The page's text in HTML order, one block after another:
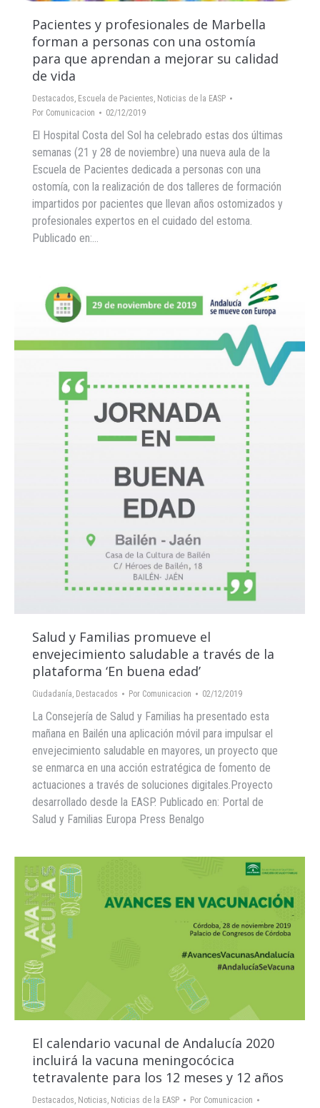
Pacientes y profesionales de Marbella
forman a personas con una ostomía
para que aprendan a mejorar su calidad
de vida
Destacados, Escuela de Pacientes, Noticias de la EASP
Por Comunicacion 02/12/2019
El Hospital Costa del Sol ha celebrado estas dos últimas
semanas (21 y 28 de noviembre) una nueva aula de la
Escuela de Pacientes dedicada a personas con una
ostomía, con la realización de dos talleres de formación
impartidos por pacientes que llevan años ostomizados y
profesionales expertos en el cuidado del estoma.
Publicado en:…
Salud y Familias promueve el
envejecimiento saludable a través de la
plataforma ‘En buena edad’
Ciudadanía, Destacados Por Comunicacion 02/12/2019
La Consejería de Salud y Familias ha presentado esta
mañana en Bailén una aplicación móvil para impulsar el
envejecimiento saludable en mayores, un proyecto que
se enmarca en una acción estratégica de fomento de
actuaciones a través de soluciones digitales.Proyecto
desarrollado desde la EASP. Publicado en: Portal de
Salud y Familias Europa Press Benalgo
El calendario vacunal de Andalucía 2020
incluirá la vacuna meningocócica
tetravalente para los 12 meses y 12 años
Destacados, Noticias, Noticias de la EASP Por Comunicacion